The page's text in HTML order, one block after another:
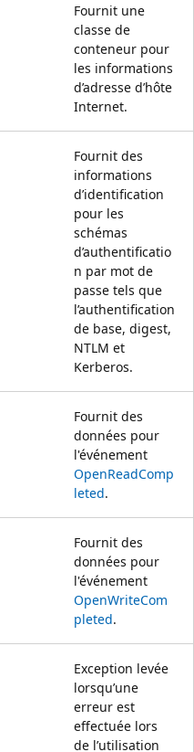
Fournit une
classe de
conteneur pour
les informations
d’adresse d’hôte
Internet.
Fournit des
informations
d’identification
pour les
schémas
d’authentificatio
n par mot de
passe tels que
l’authentification
de base, digest,
NTLM et
Kerberos.
Fournit des
données pour
l'événement
OpenReadComp
leted.
Fournit des
données pour
l'événement
OpenWriteCom
pleted.
Exception levée
lorsqu’une
erreur est
effectuée lors
de l’utilisation